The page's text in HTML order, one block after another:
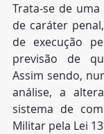
Trata-se de
de caráter
de execução
previsão de
Assim sendo,
análise, a
sistema de
Militar pela Lei